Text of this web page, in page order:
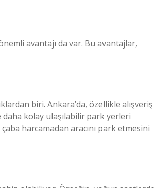
avantajı da var. Bu avantajlar,
biri. Ankara’da, özellikle alışveriş
kolay ulaşılabilir park yerleri
harcamadan aracını park etmesini